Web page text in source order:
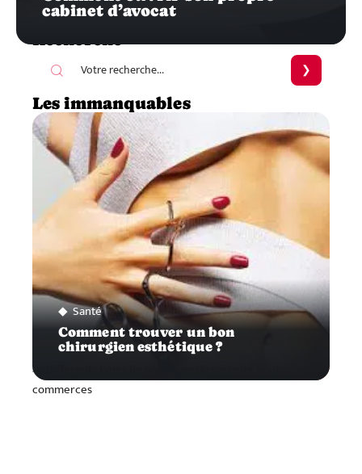
cabinet d’avocat
Recherche
Les immanquables
Santé
Comment trouver un bon
chirurgien esthétique ?